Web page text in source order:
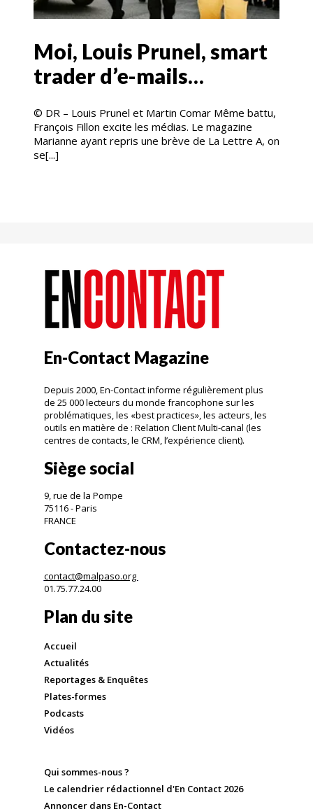
Moi, Louis Prunel, smart
trader d’e-mails…
© DR – Louis Prunel et Martin Comar Même battu,
François Fillon excite les médias. Le magazine
Marianne ayant repris une brève de La Lettre A, on
se[...]
En-Contact Magazine
Depuis 2000, En-Contact informe régulièrement plus
de 25 000 lecteurs du monde francophone sur les
problématiques, les «best practices», les acteurs, les
outils en matière de : Relation Client Multi-canal (les
centres de contacts, le CRM, l’expérience client).
Siège social
9, rue de la Pompe
75116 - Paris
FRANCE
Contactez-nous
contact@malpaso.org
01.75.77.24.00
Plan du site
Accueil
Actualités
Reportages & Enquêtes
Plates-formes
Podcasts
Vidéos
Qui sommes-nous ?
Le calendrier rédactionnel d'En Contact 2026
Annoncer dans En-Contact